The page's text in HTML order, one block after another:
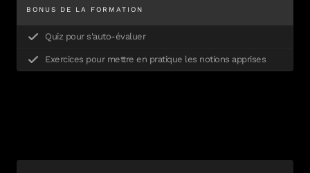
BONUS DE LA FORMATION
Quiz pour s'auto-évaluer
Exercices pour mettre en pratique les notions apprises